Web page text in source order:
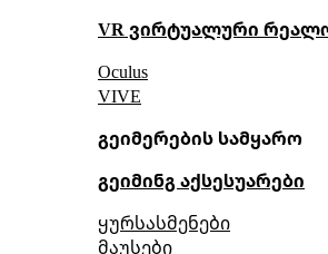
VR ვირტუალური
Oculus
VIVE
გეიმერების სამყარო
გეიმინგ აქსესუარები
ყურსასმენები
მაუსები